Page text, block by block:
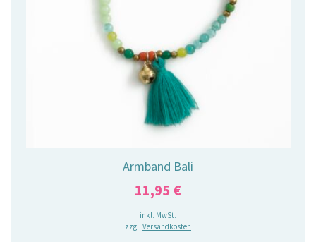
Armband Bali
11,95 €
inkl. MwSt.
zzgl. Versandkosten